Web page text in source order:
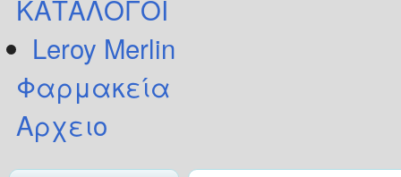
ΚΑΤΑΛΟΓΟΙ
Leroy Merlin
Φαρμακεία
Αρχειο